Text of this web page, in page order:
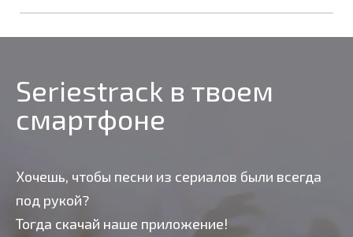
Seriestrack в твоем
смартфоне
Хочешь, чтобы песни из сериалов были всегда
под рукой?
Тогда скачай наше приложение!